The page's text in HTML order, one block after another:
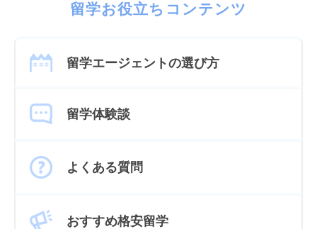
留学お役立ちコンテンツ
留学エージェントの選び方
留学体験談
よくある質問
おすすめ格安留学